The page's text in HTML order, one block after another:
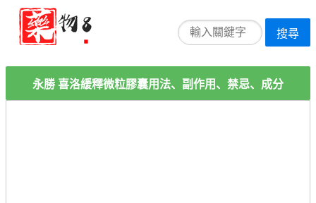
搜尋
永勝 喜洛緩釋微粒膠囊用法、副作用、禁忌、成分